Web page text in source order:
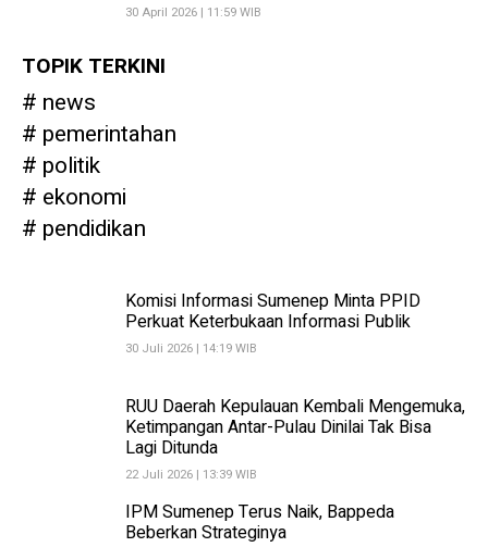
30 April 2026 | 11:59 WIB
TOPIK TERKINI
news
pemerintahan
politik
ekonomi
pendidikan
Komisi Informasi Sumenep Minta PPID
Perkuat Keterbukaan Informasi Publik
30 Juli 2026 | 14:19 WIB
RUU Daerah Kepulauan Kembali Mengemuka,
Ketimpangan Antar-Pulau Dinilai Tak Bisa
Lagi Ditunda
22 Juli 2026 | 13:39 WIB
IPM Sumenep Terus Naik, Bappeda
Beberkan Strateginya